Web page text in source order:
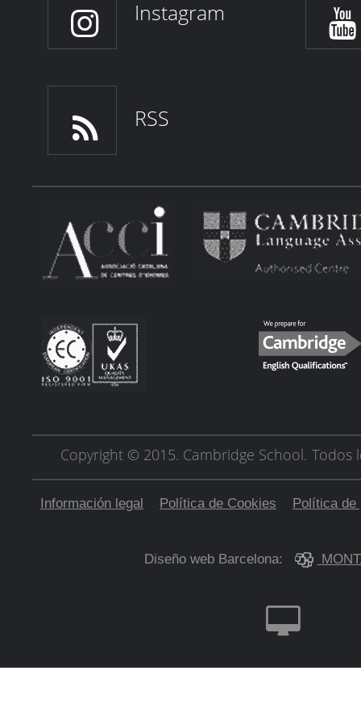
Instagram
RSS
Copyright © 2015. Cambridge School. Todos
Información legal Política de Cookies Política de
Diseño web Barcelona: